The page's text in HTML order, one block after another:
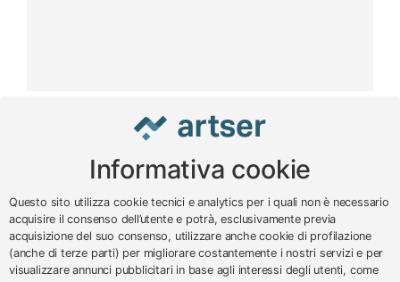
© 2024 – 2026 - ARTSER SRL
Informativa cookie
Questo sito utilizza cookie tecnici e analytics per i quali non è necessario
acquisire il consenso dell’utente e potrà, esclusivamente previa
acquisizione del suo consenso, utilizzare anche cookie di profilazione
(anche di terze parti) per migliorare costantemente i nostri servizi e per
visualizzare annunci pubblicitari in base agli interessi degli utenti, come